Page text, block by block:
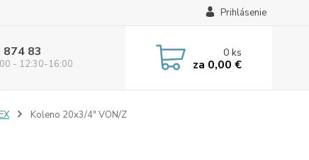
Prihlásenie
874 83
- 12:30-16:00
0ks
za 0,00 €
Koleno 20x3/4" VON/Z